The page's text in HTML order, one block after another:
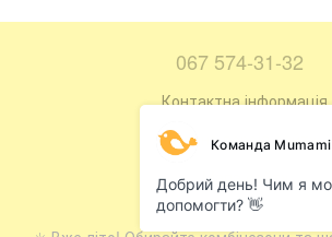
067 574-31-32
Контактна інформація
Повна версія сайту
Мапа сайту
© 2016—2026